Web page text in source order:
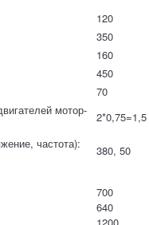
120
350
160
450
70
мотор-
2*0,75=1,5
частота):
380, 50
700
640